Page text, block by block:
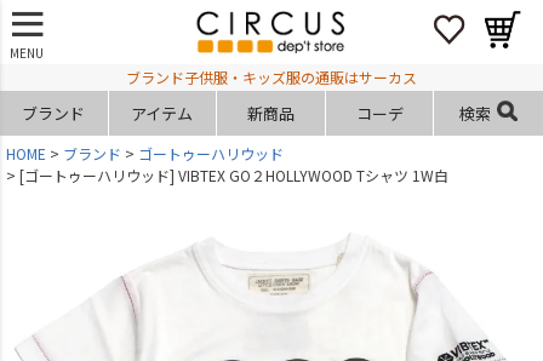
MENU
ブランド子供服・キッズ服の通販はサーカス
ブランド アイテム 新商品 コーデ 検索
HOME ブランド
ゴートゥーハリウッド
[ゴートゥーハリウッド] VIBTEX GO２HOLLYWOOD Tシャツ 1W白